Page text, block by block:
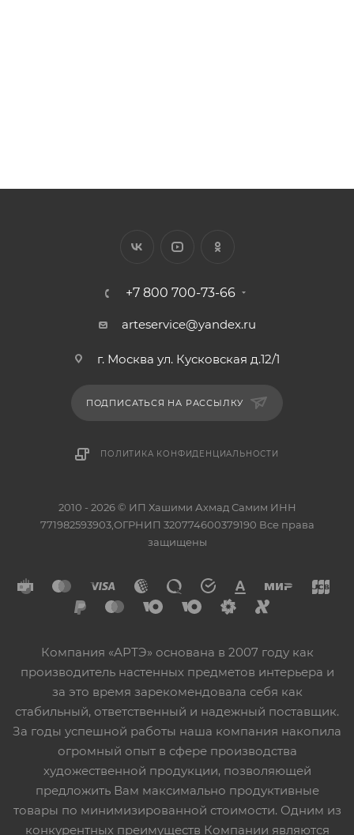
+7 800 700-73-66
arteservice@yandex.ru
г. Москва ул. Кусковская д.12/1
ПОДПИСАТЬСЯ НА РАССЫЛКУ
ПОЛИТИКА КОНФИДЕНЦИАЛЬНОСТИ
2010 - 2026 © ИП Хашими Ахмад Самим ИНН
771982593903,ОГРНИП 320774600379190 Все права
защищены
Компания «АРТЭ» основана в 2007 году как
производитель настенных предметов интерьера и
за это время зарекомендовала себя как
стабильный, ответственный и надежный поставщик.
За годы успешной работы наша компания накопила
огромный опыт в сфере производства
художественной продукции, позволяющей
предложить Вам максимально продуктивные
товары по минимизированной стоимости. Одним из
конкурентных преимуществ Компании являются